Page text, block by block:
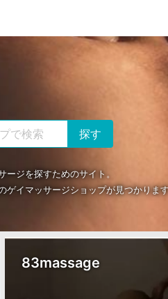
ジを探すためのサイト。
イマッサージショップが見つかります
BLUE